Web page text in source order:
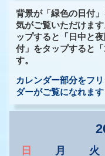
背景が「緑色の日付
気がご覧いただけま
ップすると「日中と
付」をタップすると
す。
カレンダー部分をフ
ダーがご覧になれます
日 月 火